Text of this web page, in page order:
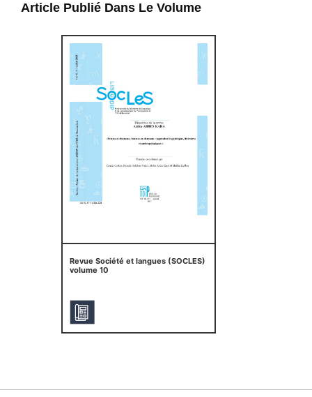
Article Publié Dans Le Volume
Revue Société et langues (SOCLES)
volume 10